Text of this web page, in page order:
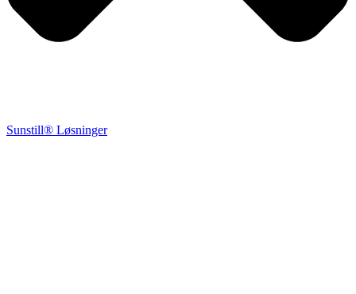
Sunstill® Løsninger